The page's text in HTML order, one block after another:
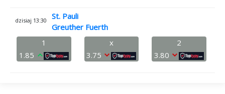
dzisiaj 13:30
St. Pauli
Greuther Fuerth
1
1.85
x
3.75
2
3.80